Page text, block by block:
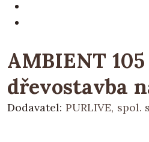
AMBIENT
dřevostavba
Dodavatel: PURLIVE, spol.